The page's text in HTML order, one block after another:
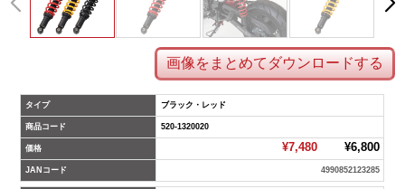
画像をまとめてダウンロードする
タイプ ブラック・レッド
商品コード 520-1320020
価格 ¥7,480¥6,800
JANコード 4990852123285